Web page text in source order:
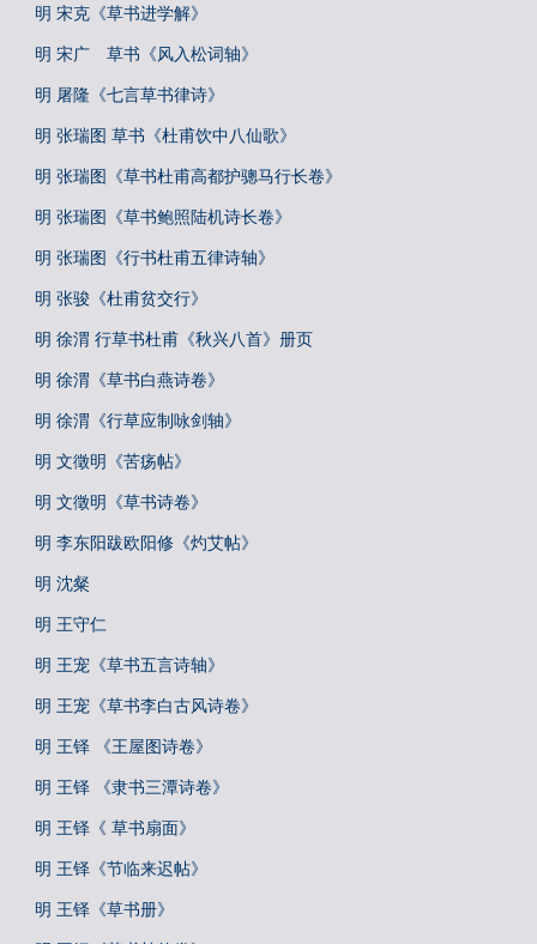
明 宋克《草书进学解》
明 宋广 草书《风入松词轴》
明 屠隆《七言草书律诗》
明 张瑞图 草书《杜甫饮中八仙歌》
明 张瑞图《草书杜甫高都护骢马行长卷》
明 张瑞图《草书鲍照陆机诗长卷》
明 张瑞图《行书杜甫五律诗轴》
明 张骏《杜甫贫交行》
明 徐渭 行草书杜甫《秋兴八首》册页
明 徐渭《草书白燕诗卷》
明 徐渭《行草应制咏剑轴》
明 文徵明《苦疡帖》
明 文徵明《草书诗卷》
明 李东阳跋欧阳修《灼艾帖》
明 沈粲
明 王守仁
明 王宠《草书五言诗轴》
明 王宠《草书李白古风诗卷》
明 王铎 《王屋图诗卷》
明 王铎 《隶书三潭诗卷》
明 王铎《 草书扇面》
明 王铎《节临来迟帖》
明 王铎《草书册》